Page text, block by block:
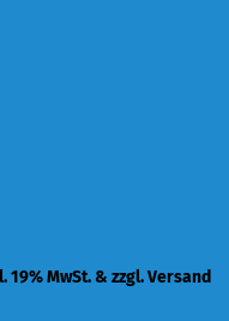
MwSt. & zzgl. Versand